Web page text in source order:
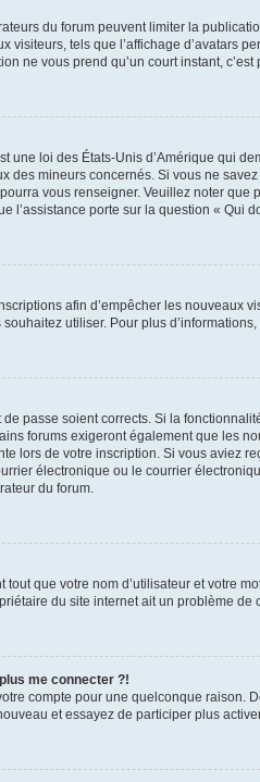
du forum peuvent limiter la
tels que l’affichage d’avatars
ne vous prend qu’un court instant,
une loi des États-Unis d’Amérique qui
des mineurs concernés. Si vous ne
vous renseigner. Veuillez noter
l’assistance porte sur la question « Qui
afin d’empêcher les nouveaux
utiliser. Pour plus
passe soient corrects. Si la
forums exigeront également que les
lors de votre inscription. Si vous aviez
électronique ou le courrier
du forum.
que votre nom d’utilisateur et votre
du site internet ait un problème de
me connecter ?!
compte pour une quelconque
et essayez de participer plus